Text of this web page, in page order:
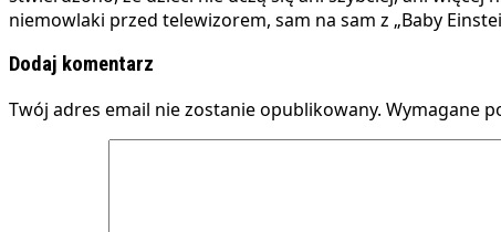
niemowlaki przed telewizorem, sam na sam z „Baby
Dodaj komentarz
Twój adres email nie zostanie opublikowany. Wymagane